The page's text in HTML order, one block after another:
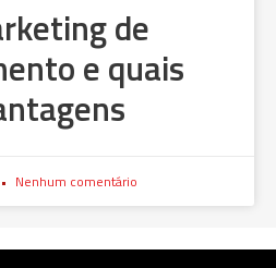
de
e quais
Nenhum comentário